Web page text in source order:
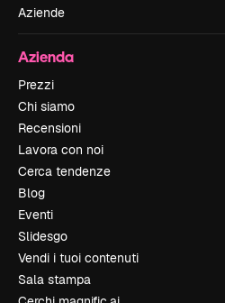
Aziende
Azienda
Prezzi
Chi siamo
Recensioni
Lavora con noi
Cerca tendenze
Blog
Eventi
Slidesgo
Vendi i tuoi contenuti
Sala stampa